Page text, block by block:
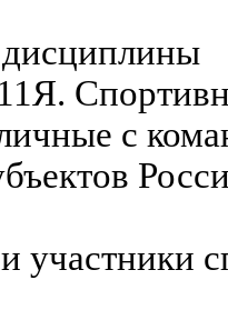
с
участники